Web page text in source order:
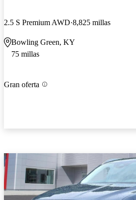
2.5 S Premium AWD 8,825 millas
Bowling Green, KY
75 millas
Gran oferta